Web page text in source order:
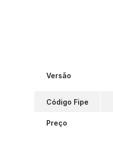
Versão
Código Fipe
Preço